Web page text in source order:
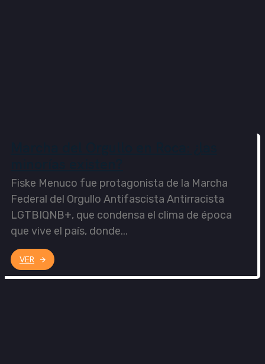
Fiske Menuco fue protagonista de la Marcha
Federal del Orgullo Antifascista Antirracista
LGTBIQNB+, que condensa el clima de época
que vive el país, donde...
VER